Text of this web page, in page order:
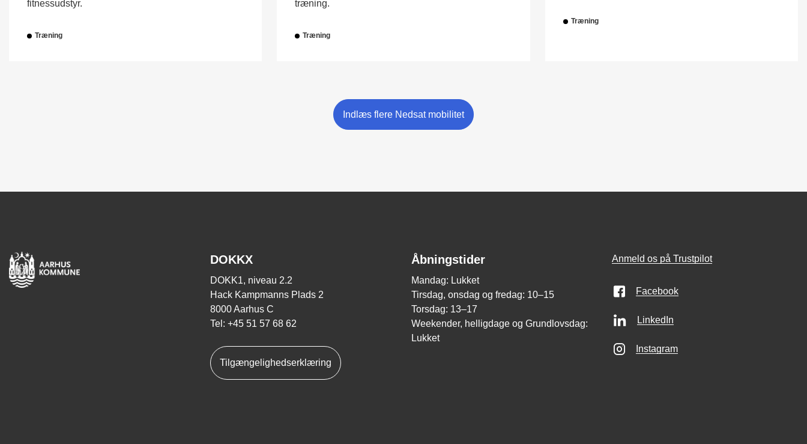
fitnessudstyr.
Træning
træning.
Træning
Træning
Indlæs flere Nedsat mobilitet
DOKKX
DOKK1, niveau 2.2
Hack Kampmanns Plads 2
8000 Aarhus C
Tel: +45 51 57 68 62
Tilgængelighedserklæring
Åbningstider
Mandag: Lukket
Tirsdag, onsdag og fredag: 10–15
Torsdag: 13–17
Weekender, helligdage og Grundlovsdag:
Lukket
Anmeld os på Trustpilot
Facebook
LinkedIn
Instagram